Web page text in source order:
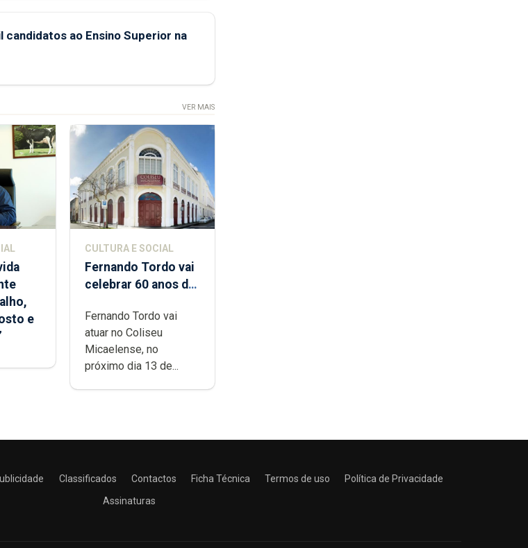
candidatos ao Ensino Superior na
VER MAIS
e
CULTURA E SOCIAL
Fernando Tordo vai
celebrar 60 anos de
Micaelense
Fernando Tordo vai
atuar no Coliseu
Micaelense, no
próximo dia 13 de...
Classificados Contactos Ficha Técnica Termos de uso
Política de Privacidade
Assinaturas